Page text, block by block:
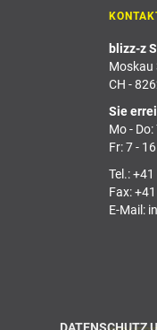
blizz-z
Moskau
CH -
Sie
Mo -
Fr: 7 -
Tel.:+41
Fax:
E-Mail: